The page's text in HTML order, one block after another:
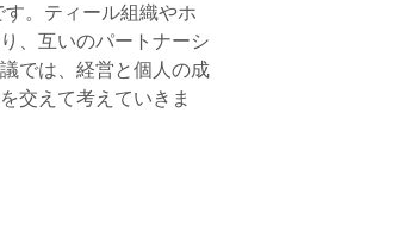
。ティール組織やホ
、互いのパートナーシ
では、経営と個人の成
交えて考えていきま